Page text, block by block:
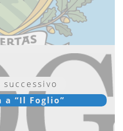
“Il Foglio”